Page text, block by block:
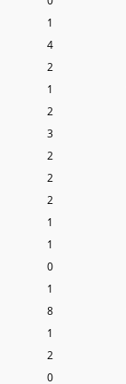
1
4
2
1
2
3
2
2
2
1
1
0
1
8
1
2
0